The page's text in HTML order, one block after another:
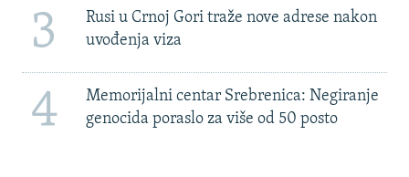
3
Rusi u Crnoj Gori traže nove adrese nakon
uvođenja viza
4
Memorijalni centar Srebrenica: Negiranje
genocida poraslo za više od 50 posto